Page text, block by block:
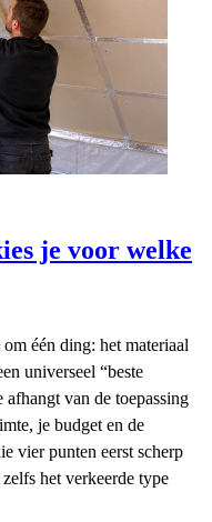
je voor welke
één ding: het materiaal
universeel “beste
afhangt van de toepassing
je budget en de
vier punten eerst scherp
het verkeerde type